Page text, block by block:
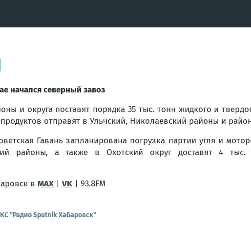
начался северный завоз
и округа поставят порядка 35 тыс. тонн жидкого и
отправят в Ульчский, Николаевский районы и
Гавань запланирована погрузка партии угля и
районы, а также в Охотский округ доставят 4
в MAX VK | 93.8FM
"Радио Sputnik Хабаровск"